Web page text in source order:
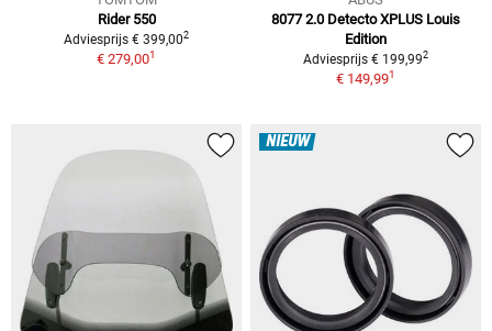
Rider 550
Adviesprijs € 399,002
€ 279,001
8077 2.0 Detecto XPLUS Louis
Edition
Adviesprijs € 199,992
€ 149,991
NIEUW